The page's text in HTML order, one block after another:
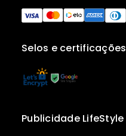
Selos e certificações
Publicidade LifeStyle